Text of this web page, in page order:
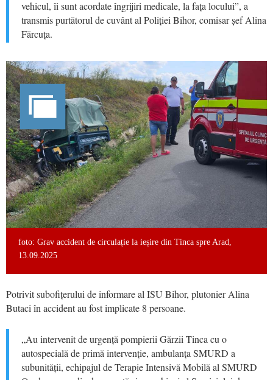
vehicul, îi sunt acordate îngrijiri medicale, la fața locului”, a
transmis purtătorul de cuvânt al Poliției Bihor, comisar șef Alina
Fărcuța.
foto: Grav accident de circulație la ieșire din Tinca spre Arad,
13.09.2025
Potrivit subofițerului de informare al ISU Bihor, plutonier Alina
Butaci în accident au fost implicate 8 persoane.
„Au intervenit de urgență pompierii Gărzii Tinca cu o
autospecială de primă intervenție, ambulanța SMURD a
subunității, echipajul de Terapie Intensivă Mobilă al SMURD